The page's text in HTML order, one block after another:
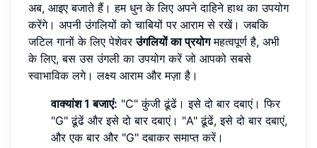
अब, आइए बजाते हैं। हम धुन के लिए अपने दाहिने हाथ का उपयोग
करेंगे। अपनी उंगलियों को चाबियों पर आराम से रखें। जबकि
जटिल गानों के लिए पेशेवरउंगलियों का प्रयोगमहत्वपूर्ण है, अभी
के लिए, बस उस उंगली का उपयोग करें जो आपको सबसे
स्वाभाविक लगे। लक्ष्य आराम और मज़ा है।
वाक्यांश 1 बजाएं: "C" कुंजी ढूंढें। इसे दो बार दबाएं। फिर
"G" ढूंढें और इसे दो बार दबाएं। "A" ढूंढें, इसे दो बार दबाएं,
और एक बार और "G" दबाकर समाप्त करें।